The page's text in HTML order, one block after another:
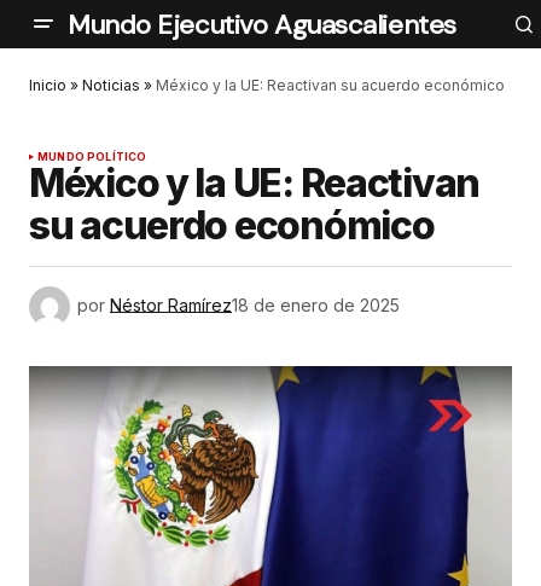
Mundo Ejecutivo Aguascalientes
Inicio » Noticias » México y la UE: Reactivan su acuerdo económico
MUNDO POLÍTICO
México y la UE: Reactivan
su acuerdo económico
por Néstor Ramírez18 de enero de 2025